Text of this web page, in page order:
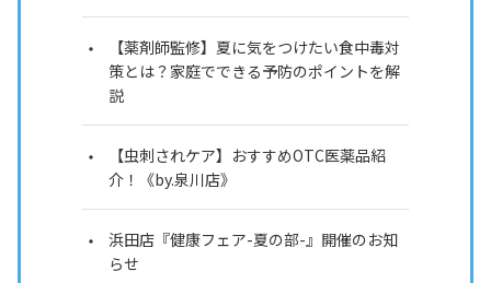
【薬剤師監修】夏に気をつけたい食中毒対
策とは？家庭でできる予防のポイントを解
説
【虫刺されケア】おすすめOTC医薬品紹
介！《by.泉川店》
浜田店『健康フェア-夏の部-』開催のお知
らせ